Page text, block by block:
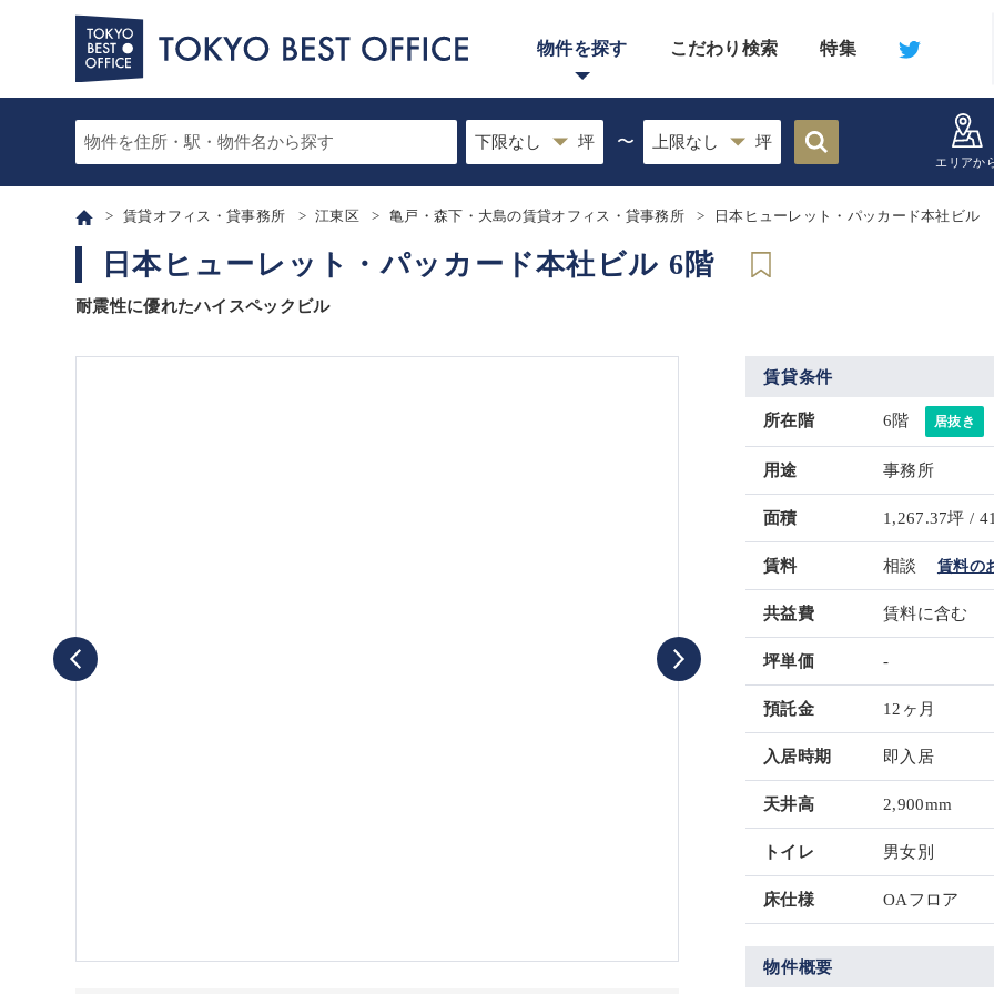
物件を探す こだわり検索 特集
エリアか
〜
賃貸オフィス・貸事務所 江東区 亀戸・森下・大島の賃貸オフィス・貸事務所 日本ヒューレット・パッカード本社ビル
日本ヒューレット・パッカード本社ビル 6階
耐震性に優れたハイスペックビル
賃貸条件
所在階 6階 居抜き
用途 事務所
面積 1,267.37坪 /
賃料 相談 賃料の
共益費 賃料に含む
坪単価 -
預託金 12ヶ月
入居時期 即入居
天井高 2,900mm
トイレ 男女別
床仕様 OAフロア
物件概要